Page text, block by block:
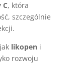
, która
szczególnie
likopeni
rozwoju